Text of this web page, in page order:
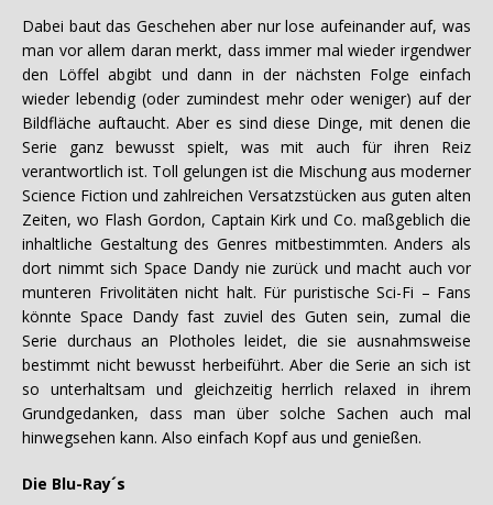
Dabei baut das Geschehen aber nur lose aufeinander auf, was
man vor allem daran merkt, dass immer mal wieder irgendwer
den Löffel abgibt und dann in der nächsten Folge einfach
wieder lebendig (oder zumindest mehr oder weniger) auf der
Bildfläche auftaucht. Aber es sind diese Dinge, mit denen die
Serie ganz bewusst spielt, was mit auch für ihren Reiz
verantwortlich ist. Toll gelungen ist die Mischung aus moderner
Science Fiction und zahlreichen Versatzstücken aus guten alten
Zeiten, wo Flash Gordon, Captain Kirk und Co. maßgeblich die
inhaltliche Gestaltung des Genres mitbestimmten. Anders als
dort nimmt sich Space Dandy nie zurück und macht auch vor
munteren Frivolitäten nicht halt. Für puristische Sci-Fi – Fans
könnte Space Dandy fast zuviel des Guten sein, zumal die
Serie durchaus an Plotholes leidet, die sie ausnahmsweise
bestimmt nicht bewusst herbeiführt. Aber die Serie an sich ist
so unterhaltsam und gleichzeitig herrlich relaxed in ihrem
Grundgedanken, dass man über solche Sachen auch mal
hinwegsehen kann. Also einfach Kopf aus und genießen.
Die Blu-Ray´s